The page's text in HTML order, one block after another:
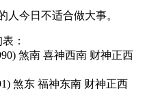
人今日不适合做大事。
：
煞南 喜神西南 财神正西
煞东 福神东南 财神正西